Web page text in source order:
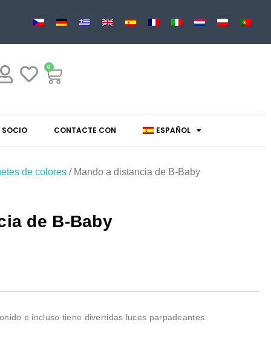
0
SOCIO CONTACTE CON ESPAÑOL
de colores / Mando a distancia de B-Baby
de B-Baby
e incluso tiene divertidas luces parpadeantes.